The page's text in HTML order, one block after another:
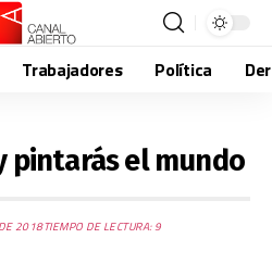
Trabajadores Política
pintarás el mundo
2018TIEMPO DE LECTURA: 9